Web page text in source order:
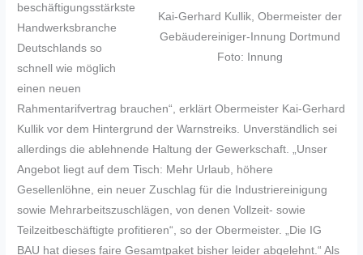
Kai-Gerhard Kullik, Obermeister der
Gebäudereiniger-Innung Dortmund
Foto: Innung
beschäftigungsstärkste
Handwerksbranche
Deutschlands so
schnell wie möglich
einen neuen
Rahmentarifvertrag brauchen“, erklärt Obermeister Kai-Gerhard
Kullik vor dem Hintergrund der Warnstreiks. Unverständlich sei
allerdings die ablehnende Haltung der Gewerkschaft. „Unser
Angebot liegt auf dem Tisch: Mehr Urlaub, höhere
Gesellenlöhne, ein neuer Zuschlag für die Industriereinigung
sowie Mehrarbeitszuschlägen, von denen Vollzeit- sowie
Teilzeitbeschäftigte profitieren“, so der Obermeister. „Die IG
BAU hat dieses faire Gesamtpaket bisher leider abgelehnt.“ Als